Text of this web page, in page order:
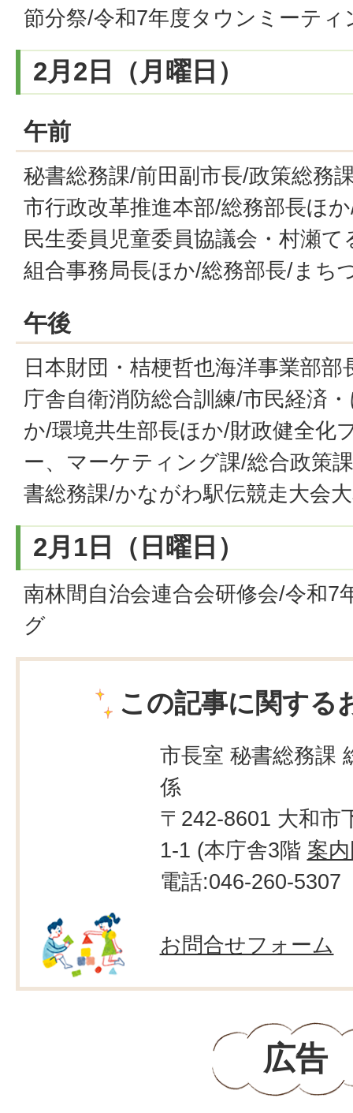
節分祭/令和7年度タウンミーティ
2月2日（月曜日）
午前
秘書総務課/前田副市長/政策総務
市行政改革推進本部/総務部長ほ
民生委員児童委員協議会・村瀬
組合事務局長ほか/総務部長/まち
午後
日本財団・桔梗哲也海洋事業部
庁舎自衛消防総合訓練/市民経済
か/環境共生部長ほか/財政健全化
ー、マーケティング課/総合政策
書総務課/かながわ駅伝競走大会
2月1日（日曜日）
南林間自治会連合会研修会/令和7
グ
この記事に関する
市長室 秘書総務課
係
〒242-8601 大和市
1-1 (本庁舎3階 案
電話:046-260-5307
お問合せフォーム
広告